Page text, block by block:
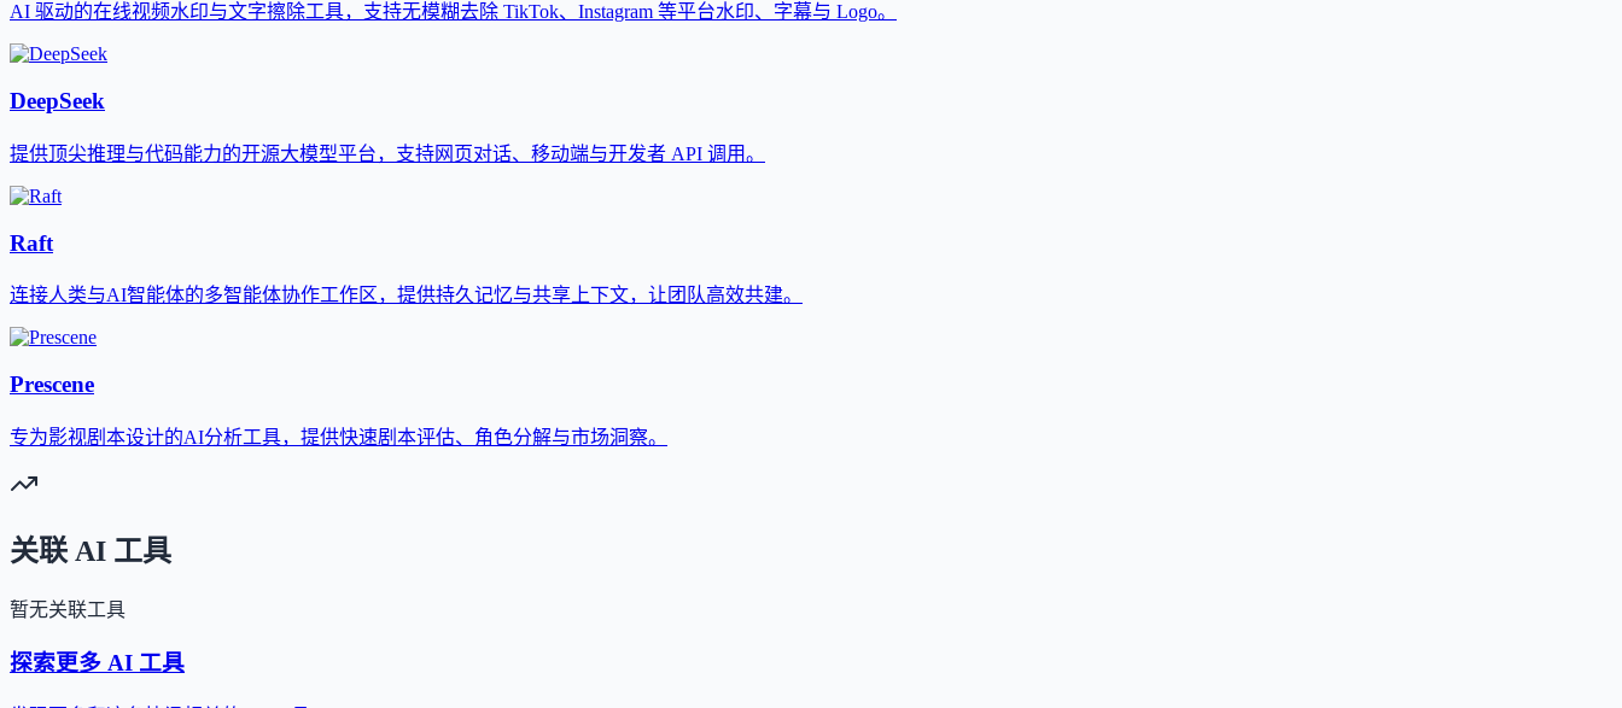
AI 驱动的在线视频水印与文字擦除工具，支持无模糊去除 TikTok、Instagram 等平台水印、字幕与 Logo。
DeepSeek
提供顶尖推理与代码能力的开源大模型平台，支持网页对话、移动端与开发者 API 调用。
Raft
连接人类与AI智能体的多智能体协作工作区，提供持久记忆与共享上下文，让团队高效共建。
Prescene
专为影视剧本设计的AI分析工具，提供快速剧本评估、角色分解与市场洞察。
关联 AI 工具
暂无关联工具
探索更多 AI 工具